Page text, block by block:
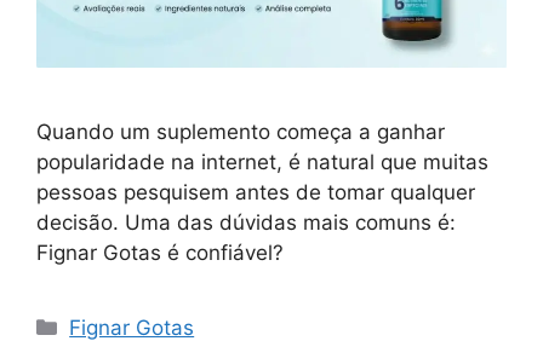
Quando um suplemento começa a ganhar
popularidade na internet, é natural que muitas
pessoas pesquisem antes de tomar qualquer
decisão. Uma das dúvidas mais comuns é:
Fignar Gotas é confiável?
Categorias
Fignar Gotas